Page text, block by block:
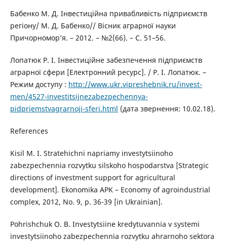
Бабенко М. Д. Інвестиційна привабливість підприємств
регіону/ М. Д. Бабенко// Вісник аграрної науки
Причорномор’я. – 2012. – №2(66). – С. 51–56.
Лопатюк Р. І. Інвестиційне забезпечення підприємств
аграрної сфери [Електронний ресурс]. / Р. І. Лопатюк. –
Режим доступу : http://www.ukr.vipreshebnik.ru/invest-
men/4527-investitsijnezabezpechennya-
pidpriemstvagrarnoji-sferi.html (дата звернення: 10.02.18).
References
Kisil M. I. Stratehichni napriamy investytsiinoho
zabezpechennia rozvytku silskoho hospodarstva [Strategic
directions of investment support for agricultural
development]. Ekonomika APK – Economy of agroindustrial
complex, 2012, No. 9, p. 36-39 [in Ukrainian].
Pohrishchuk O. B. Investytsiine kredytuvannia v systemi
investytsiinoho zabezpechennia rozvytku ahrarnoho sektora